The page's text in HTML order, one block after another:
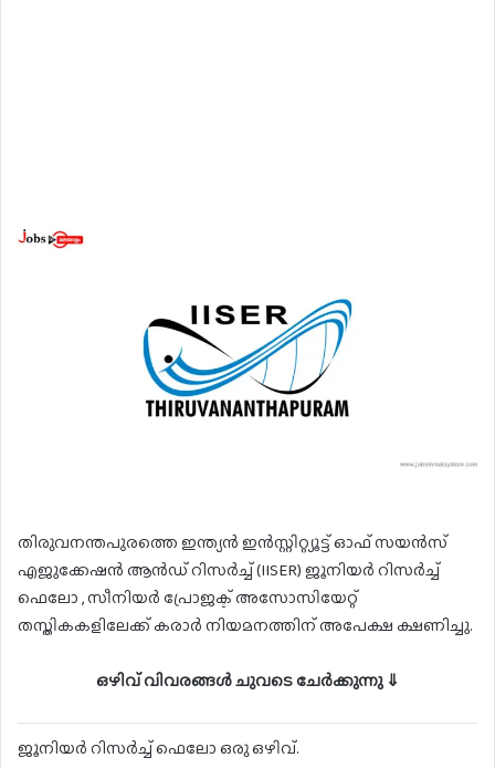
തിരുവനന്തപുരത്തെ ഇന്ത്യൻ ഇൻസ്റ്റിറ്റ്യൂട്ട് ഓഫ് സയൻസ്
എജുക്കേഷൻ ആൻഡ് റിസർച്ച് (IISER) ജൂനിയർ റിസർച്ച്
ഫെലോ , സീനിയർ പ്രോജക്ട് അസോസിയേറ്റ്
തസ്തികകളിലേക്ക് കരാർ നിയമനത്തിന് അപേക്ഷ ക്ഷണിച്ചു.
ഒഴിവ് വിവരങ്ങൾ ചുവടെ ചേർക്കുന്നു ⇓
ജൂനിയർ റിസർച്ച് ഫെലോ ഒരു ഒഴിവ്.